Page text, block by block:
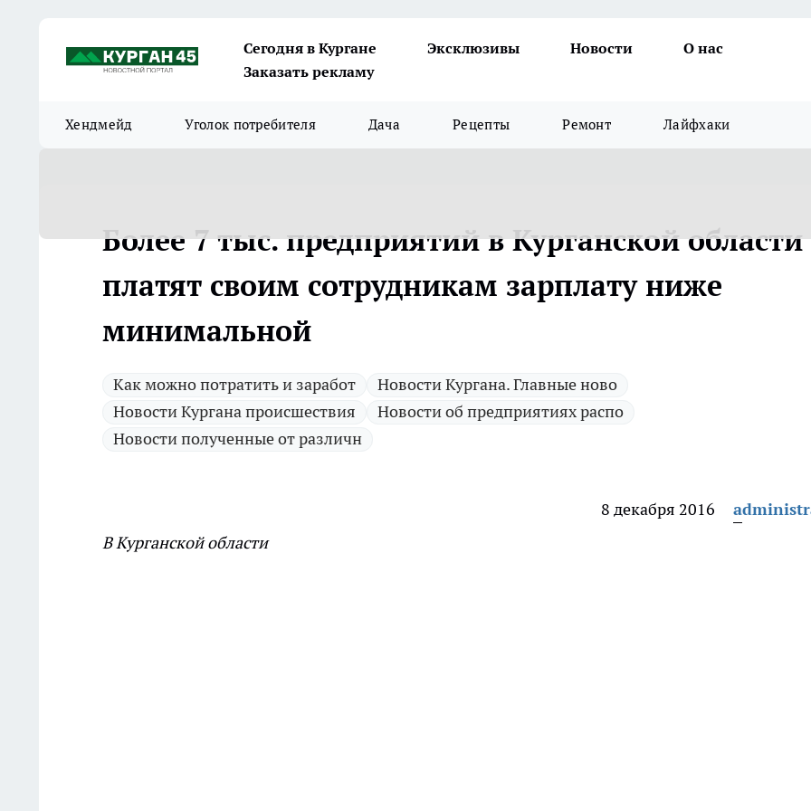
Сегодня в Кургане Эксклюзивы Новости
О нас
Заказать рекламу
Хендмейд Уголок потребителя Дача Рецепты Ремонт Лайфхаки
Более 7 тыс. предприятий в Курганской области
платят своим сотрудникам зарплату ниже
минимальной
Как можно потратить и заработ
Новости Кургана. Главные ново
Новости Кургана происшествия
Новости об предприятиях распо
Новости полученные от различн
8 декабря 2016
В Курганской области